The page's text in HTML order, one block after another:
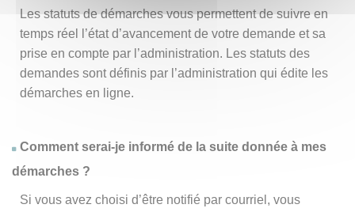
Les statuts de démarches vous permettent de suivre en
temps réel l’état d’avancement de votre demande et sa
prise en compte par l’administration. Les statuts des
demandes sont définis par l’administration qui édite les
démarches en ligne.
Comment serai-je informé de la suite donnée à mes
démarches ?
Si vous avez choisi d’être notifié par courriel, vous